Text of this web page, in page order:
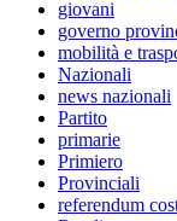
giovani
governo
mobilità e
Nazionali
news nazionali
Partito
primarie
Primiero
Provinciali
referendum